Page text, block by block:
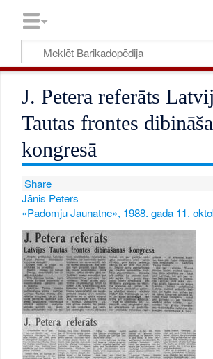
J. Petera referāts
Tautas frontes
kongresā
Share
Jānis Peters
«Padomju Jaunatne», 1988. gada 11.